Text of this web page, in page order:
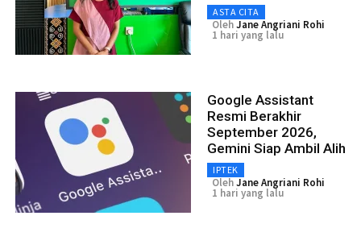
ASTA CITA
OlehJane Angriani Rohi
1 hari yang lalu
Google Assistant
Resmi Berakhir
September 2026,
Gemini Siap Ambil Alih
IPTEK
OlehJane Angriani Rohi
1 hari yang lalu